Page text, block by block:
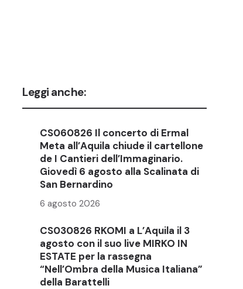
Leggi anche:
CS060826 Il concerto di Ermal
Meta all’Aquila chiude il cartellone
de I Cantieri dell’Immaginario.
Giovedì 6 agosto alla Scalinata di
San Bernardino
6 agosto 2026
CS030826 RKOMI a L’Aquila il 3
agosto con il suo live MIRKO IN
ESTATE per la rassegna
“Nell’Ombra della Musica Italiana”
della Barattelli